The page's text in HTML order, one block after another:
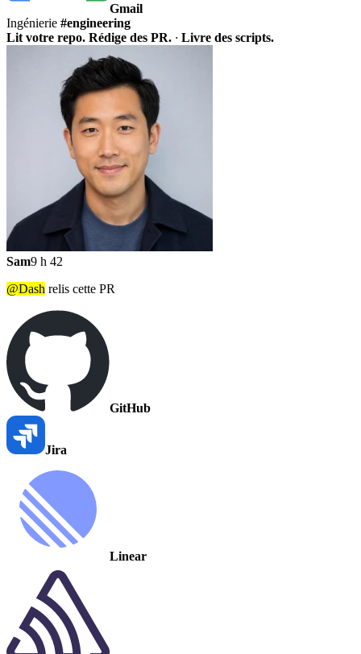
Gmail
Ingénierie #engineering
Lit votre repo. Rédige des PR. · Livre des scripts.
Sam9 h 42
@Dash relis cette PR
GitHub
Jira
Linear